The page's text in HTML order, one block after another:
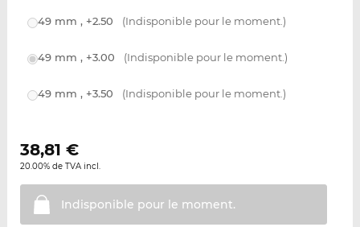
49 mm , +2.50 (Indisponible pour le moment.)
49 mm , +3.00 (Indisponible pour le moment.)
49 mm , +3.50 (Indisponible pour le moment.)
38,81 €
20.00% de TVA incl.
Indisponible pour le moment.